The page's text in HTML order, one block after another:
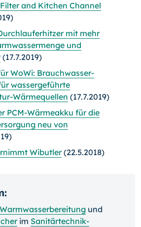
and Kitchen Channel
mit mehr
und
(17.7.2019)
WoWi: Brauchwasser-
wassergeführte
Wärmequellen (17.7.2019)
PCM-Wärmeakku für die
neu von
Wibutler(22.5.2018)
und
im Sanitärtechnik-